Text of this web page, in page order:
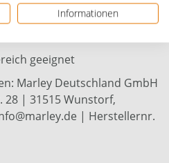
im Haus
geeignet
Marley Deutschland GmbH
28 | 31515 Wunstorf,
| Herstellernr.
Informationen